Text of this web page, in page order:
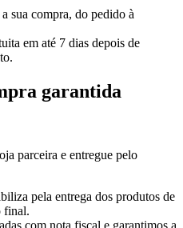
a sua compra, do pedido à
em até 7 dias depois de
garantida
parceira e entregue pelo
pela entrega dos produtos de
final.
com nota fiscal e garantimos a